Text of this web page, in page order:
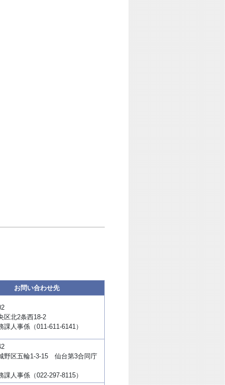
お問い合わせ先
区北2条西18-2
課人事係（011-611-6141）
野区五輪1-3-15 仙台第3合同庁
課人事係（022-297-8115）